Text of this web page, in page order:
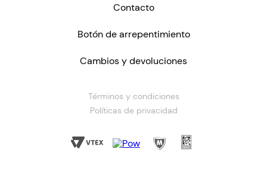
Contacto
Botón de arrepentimiento
Cambios y devoluciones
Términos y condiciones
Políticas de privacidad